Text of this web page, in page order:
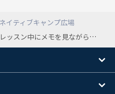
ネイティブキャンプ広場
ーションで フィリピンのハロウィンはどんな感じですかとか 聞くのは大丈夫なのでしょうか。 英語が聞き取れるかって問題はありますが・・・。 わかる部分だけのご回答でかまいません。 よろしくお願いします。 【追記】 メモ見ることできました。 また異文化コミュニケーションをフィリピンの先生で 受けたのですが 先生のほうから先生に質問あるか聞いていただけたので フィリピンのハロウィンについて質問したら 聞き方もチャットボックスに書いていただけました。 What do you do during Halloween in the Philippines? 私の英語力聞き取れたのは 一部でしたが良かったです。